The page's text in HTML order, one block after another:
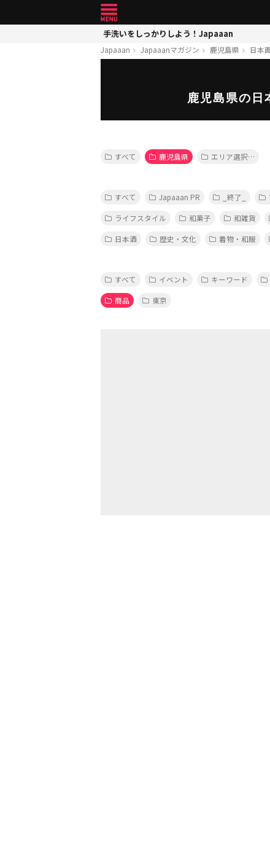
手洗いをしっかりしよう！Japaaan
Japaaan Japaaanマガジン 鹿児島県 日本
鹿児島県の日
すべて 鹿児島県 エリア選択…
すべて Japaaan PR _終了_
ライフスタイル
和菓子 和雑貨
日本酒
歴史・文化 着物・和服
すべて イベント キーワード
商品
東京